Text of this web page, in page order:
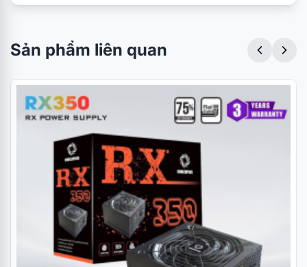
Sản phẩm liên quan